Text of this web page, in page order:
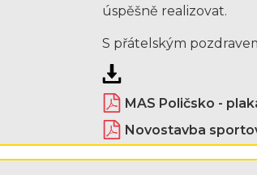
úspěšně realizovat.
S přátelským
MAS Poličsko -
Novostavba